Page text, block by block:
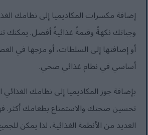
إضافة مكسرات المكاديميا إلى نظامك
وجباتك نكهةً وقيمةً غذائيةً أفضل. يمكنك
أو إضافتها إلى السلطات، أو مزجها في
أساسي في نظام غذائي صحي.
بإضافة جوز المكاديميا إلى نظامك
تحسين صحتك والاستمتاع بطعامك أكثر.
العديد من الأنظمة الغذائية، لذا يمكن